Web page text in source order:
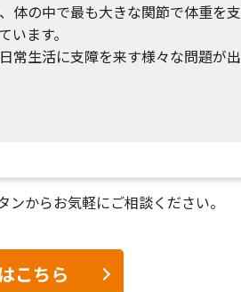
体の中で最も大きな関節で体重を支
います。
常生活に支障を来す様々な問題が出
からお気軽にご相談ください。
こちら